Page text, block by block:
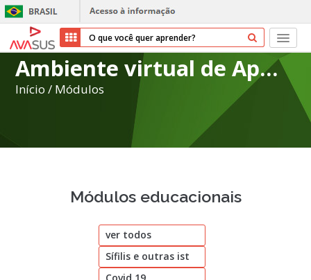
Início
Parceiros
Transparência
Repositório
Ajuda
Ambiente virtual de Aprendizagem do SUS
Início / Módulos
Módulos educacionais
ver todos
Sífilis e outras ist